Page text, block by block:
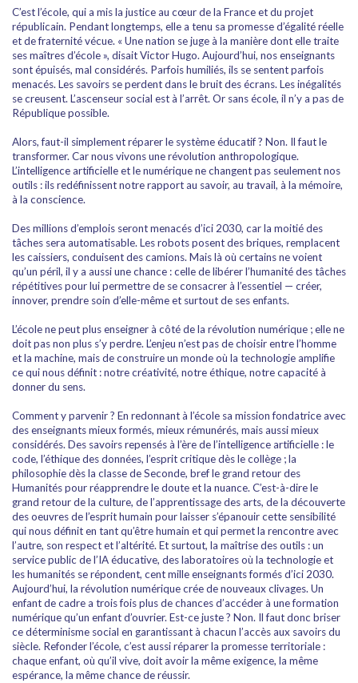
C’est l’école, qui a mis la justice au cœur de la France et du projet
républicain. Pendant longtemps, elle a tenu sa promesse d’égalité réelle
et de fraternité vécue. « Une nation se juge à la manière dont elle traite
ses maîtres d’école », disait Victor Hugo. Aujourd’hui, nos enseignants
sont épuisés, mal considérés. Parfois humiliés, ils se sentent parfois
menacés. Les savoirs se perdent dans le bruit des écrans. Les inégalités
se creusent. L’ascenseur social est à l’arrêt. Or sans école, il n’y a pas de
République possible.
Alors, faut-il simplement réparer le système éducatif ? Non. Il faut le
transformer. Car nous vivons une révolution anthropologique.
L’intelligence artificielle et le numérique ne changent pas seulement nos
outils : ils redéfinissent notre rapport au savoir, au travail, à la mémoire,
à la conscience.
Des millions d’emplois seront menacés d’ici 2030, car la moitié des
tâches sera automatisable. Les robots posent des briques, remplacent
les caissiers, conduisent des camions. Mais là où certains ne voient
qu’un péril, il y a aussi une chance : celle de libérer l’humanité des tâches
répétitives pour lui permettre de se consacrer à l’essentiel — créer,
innover, prendre soin d’elle-même et surtout de ses enfants.
L’école ne peut plus enseigner à côté de la révolution numérique ; elle ne
doit pas non plus s’y perdre. L’enjeu n’est pas de choisir entre l’homme
et la machine, mais de construire un monde où la technologie amplifie
ce qui nous définit : notre créativité, notre éthique, notre capacité à
donner du sens.
Comment y parvenir ? En redonnant à l’école sa mission fondatrice avec
des enseignants mieux formés, mieux rémunérés, mais aussi mieux
considérés. Des savoirs repensés à l’ère de l’intelligence artificielle : le
code, l’éthique des données, l’esprit critique dès le collège ; la
philosophie dès la classe de Seconde, bref le grand retour des
Humanités pour réapprendre le doute et la nuance. C’est-à-dire le
grand retour de la culture, de l’apprentissage des arts, de la découverte
des oeuvres de l’esprit humain pour laisser s’épanouir cette sensibilité
qui nous définit en tant qu’être humain et qui permet la rencontre avec
l’autre, son respect et l’altérité. Et surtout, la maîtrise des outils : un
service public de l’IA éducative, des laboratoires où la technologie et
les humanités se répondent, cent mille enseignants formés d’ici 2030.
Aujourd’hui, la révolution numérique crée de nouveaux clivages. Un
enfant de cadre a trois fois plus de chances d’accéder à une formation
numérique qu’un enfant d’ouvrier. Est-ce juste ? Non. Il faut donc briser
ce déterminisme social en garantissant à chacun l’accès aux savoirs du
siècle. Refonder l’école, c’est aussi réparer la promesse territoriale :
chaque enfant, où qu’il vive, doit avoir la même exigence, la même
espérance, la même chance de réussir.